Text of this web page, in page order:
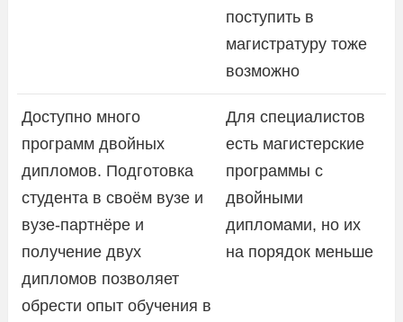
поступить в
магистратуру тоже
возможно
Доступно много
программ двойных
дипломов. Подготовка
студента в своём вузе и
вузе-партнёре и
получение двух
дипломов позволяет
обрести опыт обучения в
Для специалистов
есть магистерские
программы с
двойными
дипломами, но их
на порядок меньше